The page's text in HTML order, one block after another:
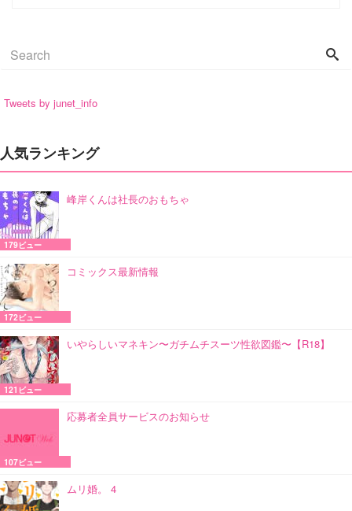
Tweets by junet_info
人気ランキング
峰岸くんは社長のおもちゃ
179ビュー
コミックス最新情報
172ビュー
いやらしいマネキン〜ガチムチスーツ性欲図鑑〜【R18】
121ビュー
応募者全員サービスのお知らせ
107ビュー
ムリ婚。 4